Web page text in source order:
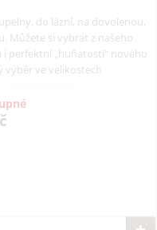
do lázní, na dovolenou,
Můžete si vybrat z našeho
perfektní „huňatostí“ nového
výběr ve velikostech